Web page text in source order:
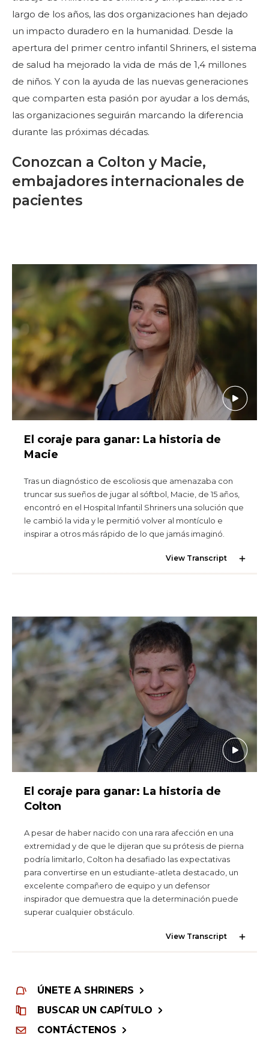
WOMEN IMPACTING CARE
largo de los años, las dos organizaciones han dejado
un impacto duradero en la humanidad. Desde la
apertura del primer centro infantil Shriners, el sistema
de salud ha mejorado la vida de más de 1,4 millones
de niños. Y con la ayuda de las nuevas generaciones
que comparten esta pasión por ayudar a los demás,
las organizaciones seguirán marcando la diferencia
durante las próximas décadas.
Conozcan a Colton y Macie,
embajadores internacionales de
pacientes
El coraje para ganar: La historia de
Macie
Tras un diagnóstico de escoliosis que amenazaba con
truncar sus sueños de jugar al sóftbol, Macie, de 15 años,
encontró en el Hospital Infantil Shriners una solución que
le cambió la vida y le permitió volver al montículo e
inspirar a otros más rápido de lo que jamás imaginó.
View Transcript
El coraje para ganar: La historia de
Colton
A pesar de haber nacido con una rara afección en una
extremidad y de que le dijeran que su prótesis de pierna
podría limitarlo, Colton ha desafiado las expectativas
para convertirse en un estudiante-atleta destacado, un
excelente compañero de equipo y un defensor
inspirador que demuestra que la determinación puede
superar cualquier obstáculo.
View Transcript
ÚNETE A SHRINERS
BUSCAR UN CAPÍTULO
CONTÁCTENOS